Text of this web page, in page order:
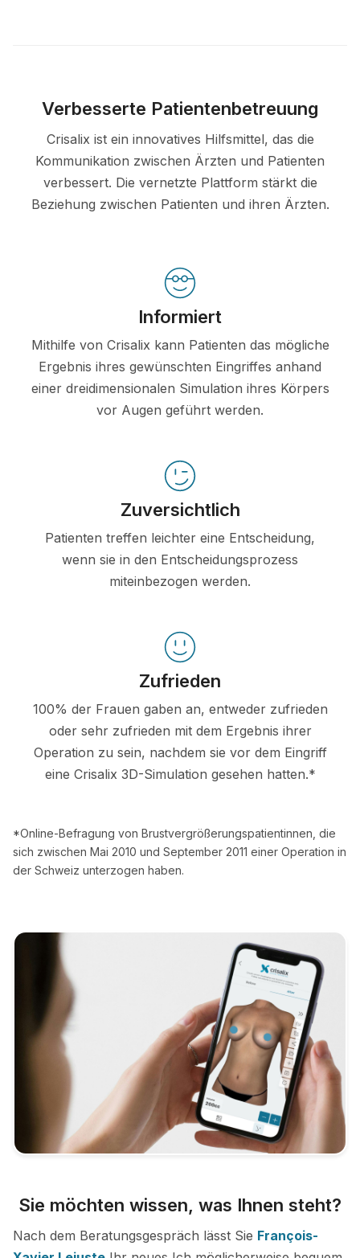
Verbesserte Patientenbetreuung
Crisalix ist ein innovatives Hilfsmittel, das die
Kommunikation zwischen Ärzten und Patienten
verbessert. Die vernetzte Plattform stärkt die
Beziehung zwischen Patienten und ihren Ärzten.
Informiert
Mithilfe von Crisalix kann Patienten das mögliche
Ergebnis ihres gewünschten Eingriffes anhand
einer dreidimensionalen Simulation ihres Körpers
vor Augen geführt werden.
Zuversichtlich
Patienten treffen leichter eine Entscheidung,
wenn sie in den Entscheidungsprozess
miteinbezogen werden.
Zufrieden
100% der Frauen gaben an, entweder zufrieden
oder sehr zufrieden mit dem Ergebnis ihrer
Operation zu sein, nachdem sie vor dem Eingriff
eine Crisalix 3D-Simulation gesehen hatten.*
*Online-Befragung von Brustvergrößerungspatientinnen, die
sich zwischen Mai 2010 und September 2011 einer Operation in
der Schweiz unterzogen haben.
Sie möchten wissen, was Ihnen steht?
Nach dem Beratungsgespräch lässt Sie François-